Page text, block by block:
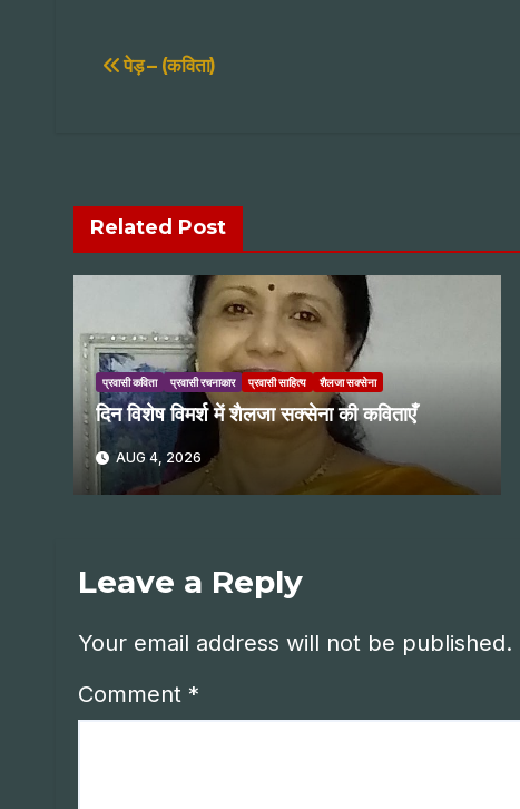
Post
पेड़ – (कविता)
Related Post
प्रवासी कविता प्रवासी रचनाकार प्रवासी साहित्य शैलजा सक्सेना
दिन विशेष विमर्श में शैलजा सक्सेना की कविताएँ
AUG 4, 2026
Leave a Reply
Your email address will not be published.
Comment *